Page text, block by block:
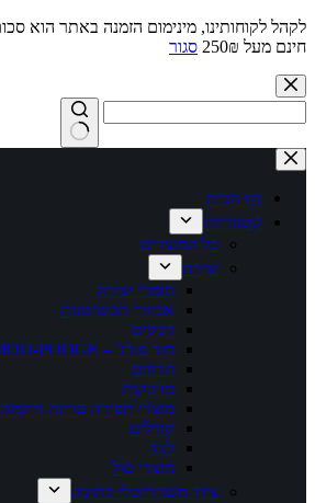
חינם מעל 250₪
סגור
Skip
to
content
No
results
דף הבית
קטגוריות
כל המוצרים
יצירה
חומרי יצירה
אביזרי תכשיטנות
דבקים
מוד פודג' – MOD-PODGE
חרוזים
מדבקות
מוצרי תפירה סריגה ורקמה
קווילינג
לבד
מוצרי סול
ציוד משרדי/כלי כתיבה